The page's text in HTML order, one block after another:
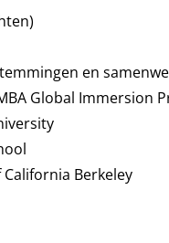
en
Global Immersion
Berkeley